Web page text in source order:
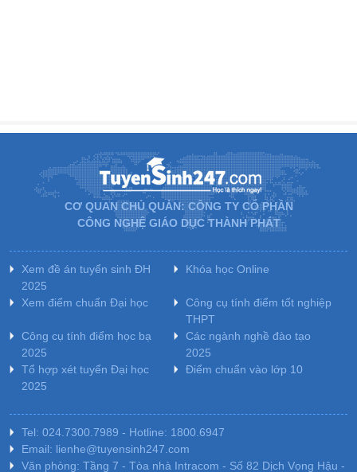
CƠ QUAN CHỦ QUẢN: CÔNG TY CỔ PHẦN
CÔNG NGHỆ GIÁO DỤC THÀNH PHÁT
Xem đề án tuyển sinh ĐH
2025
Khóa học Online
Xem điểm chuẩn Đại học
Công cụ tính điểm tốt nghiệp
THPT
Công cụ tính điểm học bạ
2025
Các ngành nghề đào tạo
2025
Tổ hợp xét tuyển Đại học
2025
Điểm chuẩn vào lớp 10
Tel: 024.7300.7989 - Hotline: 1800.6947
Email: lienhe@tuyensinh247.com
Văn phòng: Tầng 7 - Tòa nhà Intracom - Số 82 Dịch Vọng Hậu -